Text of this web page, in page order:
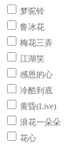
梦驼铃
鲁冰花
梅花三弄
江湖笑
感恩的心
冷酷到底
黄昏(Live)
浪花一朵朵
花心